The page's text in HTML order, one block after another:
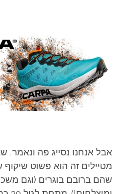
אבל אנחנו נסייג פה ונאמר,
מטיילים זה הוא פשוט
שהם ברובם בוגרים (וגם